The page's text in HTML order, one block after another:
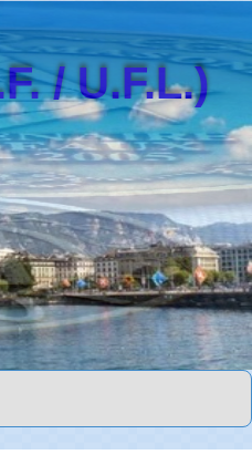
/ U.F.L.)